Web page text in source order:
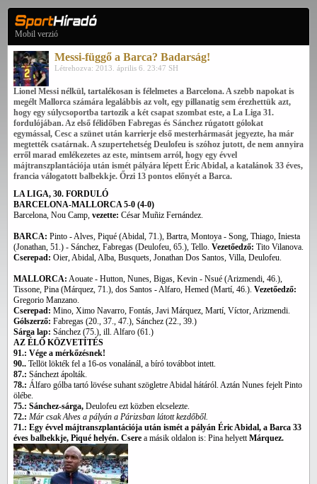
Mobil verzió
Messi-függő a Barca? Badarság!
Létrehozva: 2013. április 6. 23:47 SH
Lionel Messi nélkül, tartalékosan is félelmetes a Barcelona. A szebb napokat is
megélt Mallorca számára legalábbis az volt, egy pillanatig sem érezhettük azt,
hogy egy súlycsoportba tartozik a két csapat szombat este, a La Liga 31.
fordulójában. Az első félidőben Fabregas és Sánchez rúgatott gólokat
egymással, Cesc a szünet után karrierje első mesterhármasát jegyezte, ha már
megtették csatárnak. A szupertehetség Deulofeu is szóhoz jutott, de nem annyira
erről marad emlékezetes az este, mintsem arról, hogy egy évvel
májtranszplantációja után ismét pályára lépett Éric Abidal, a katalánok 33 éves,
francia válogatott balbekkje. Őrzi 13 pontos előnyét a Barca.
LA LIGA, 30. FORDULÓ
BARCELONA-MALLORCA 5-0 (4-0)
Barcelona, Nou Camp, vezette: César Muñiz Fernández.
BARCA: Pinto - Alves, Piqué (Abidal, 71.), Bartra, Montoya - Song, Thiago, Iniesta
(Jonathan, 51.) - Sánchez, Fabregas (Deulofeu, 65.), Tello. Vezetőedző: Tito Vilanova.
Cserepad: Oier, Abidal, Alba, Busquets, Jonathan Dos Santos, Villa, Deulofeu.
MALLORCA: Aouate - Hutton, Nunes, Bigas, Kevin - Nsué (Arizmendi, 46.),
Tissone, Pina (Márquez, 71.), dos Santos - Alfaro, Hemed (Martí, 46.). Vezetőedző:
Gregorio Manzano.
Cserepad: Mino, Ximo Navarro, Fontás, Javi Márquez, Martí, Víctor, Arizmendi.
Gólszerző: Fabregas (20., 37., 47.), Sánchez (22., 39.)
Sárga lap: Sánchez (75.), ill. Alfaro (61.)
AZ ÉLŐ KÖZVETÍTÉS
91.: Vége a mérkőzésnek!
90.. Tellöt lökték fel a 16-os vonalánál, a bíró továbbot intett.
87.: Sánchezt ápolták.
78.: Álfaro gólba tartó lövése suhant szögletre Abidal hátáról. Aztán Nunes fejelt Pinto
ölébe.
75.: Sánchez-sárga, Deulofeu ezt közben elcselezte.
72.: Már csak Alves a pályán a Párizsban látott kezdőből.
71.: Egy évvel májtranszplantációja után ismét a pályán Éric Abidal, a Barca 33
éves balbekkje, Piqué helyén. Csere a másik oldalon is: Pina helyettMárquez.